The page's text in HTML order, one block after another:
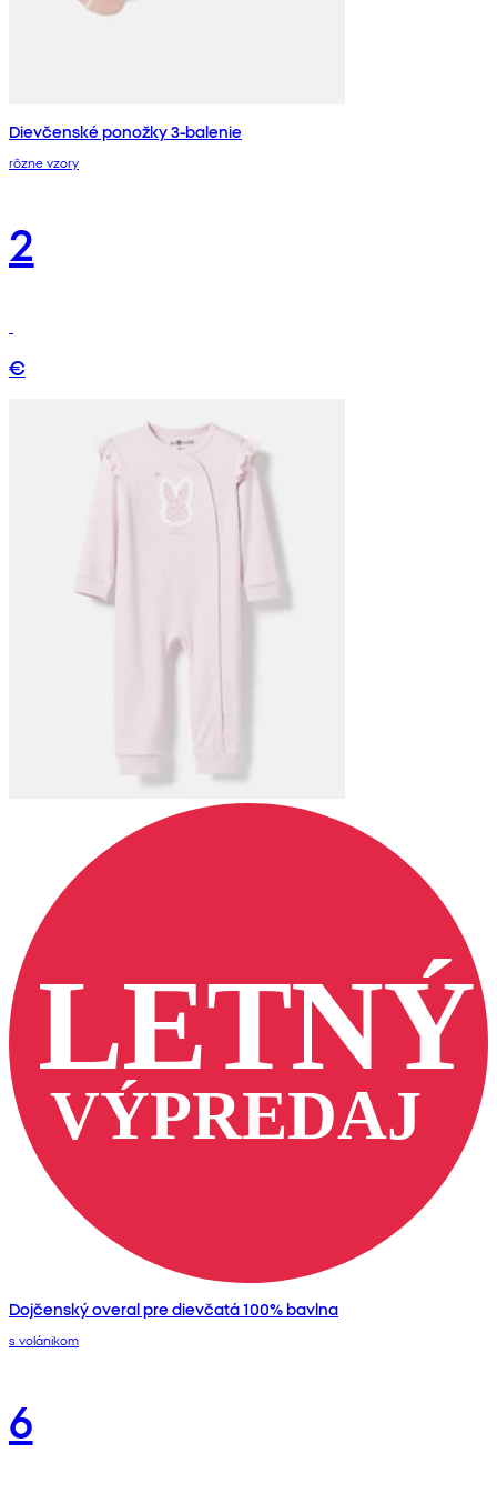
Dievčenské ponožky 3-balenie
rôzne vzory
2
€
Dojčenský overal pre dievčatá 100% bavlna
s volánikom
6